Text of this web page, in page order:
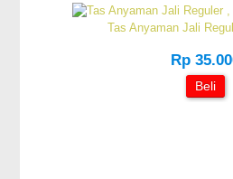
Tas Anyaman Jali
Rp
Beli